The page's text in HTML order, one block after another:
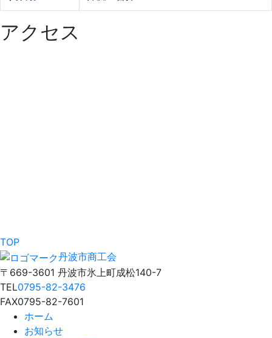
アクセス
TOP
丹波市商工会
〒669-3601 丹波市氷上町成松140-7
TEL0795-82-3476
FAX0795-82-7601
ホーム
お知らせ